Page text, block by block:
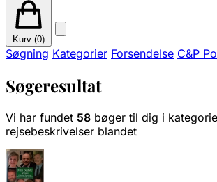
Kurv (0)
Søgning Kategorier Forsendelse C&P
Søgeresultat
Vi har fundet 58 bøger til dig i
rejsebeskrivelser blandet